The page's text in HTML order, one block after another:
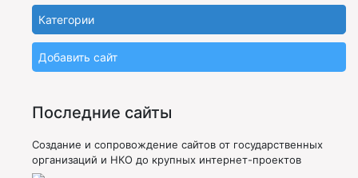
Категории
Добавить сайт
Последние сайты
Создание и сопровождение сайтов от государственных
организаций и НКО до крупных интернет-проектов